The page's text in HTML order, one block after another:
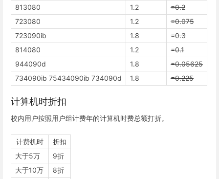
813080
1.2
=0.2
723080
1.2
=0.075
723090ib
1.8
=0.3
814080
1.2
=0.1
944090d
1.8
=0.05625
734090ib 75434090ib 734090d
1.8 =0.225
计算机时折扣
校内用户按照用户组计费年的计算机时费总额打折。
计费机时
折扣
大于5万
9折
大于10万
8折